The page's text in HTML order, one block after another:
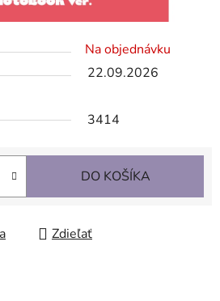
Na objednávku
22.09.2026
3414
DO KOŠÍKA
Zdieľať